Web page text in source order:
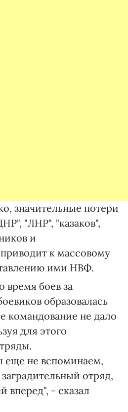
значительные потери
"ЛНР", "казаков",
и
к массовому
ими НВФ.
время боев за
образовалась
командование не дало
для этого
еще не вспоминаем,
отряд,
вперед", - сказал